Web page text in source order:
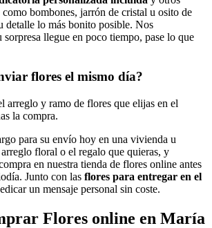
bombones, jarrón de cristal u osito de
detalle lo más bonito posible. Nos
sorpresa llegue en poco tiempo, pase lo que
flores el mismo día?
arreglo y ramo de flores que elijas en el
la compra.
para su envío hoy en una vivienda u
floral o el regalo que quieras, y
en nuestra tienda de flores online antes
Junto con las flores para entregar en el
un mensaje personal sin coste.
Flores online en María